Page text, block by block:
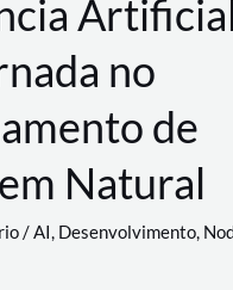
no
de
Natural
/AI, Desenvolvimento,